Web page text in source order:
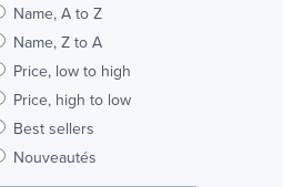
Name, A to Z
Name, Z to A
Price, low to high
Price, high to low
Best sellers
Nouveautés